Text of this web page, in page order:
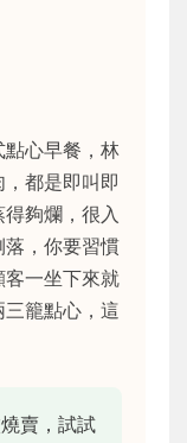
心早餐，林
都是即叫即
夠爛，很入
，你要習慣
客一坐下來就
籠點心，這
賣，試試